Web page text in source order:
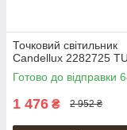
Точковий світильник
Candellux 2282725
Готово до відправки
1 476 ₴ 2 952 ₴